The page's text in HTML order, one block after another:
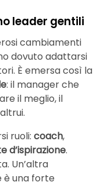
leader gentili
cambiamenti
dovuto adattarsi
È emersa così la
: il manager che
il meglio, il
ruoli: coach,
d’ispirazione.
Un’altra
è una forte